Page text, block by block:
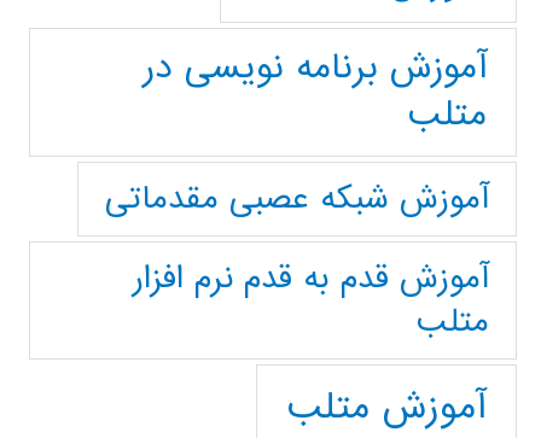
آموزش برنامه نویسی در
متلب
آموزش شبکه عصبی مقدماتی
آموزش قدم به قدم نرم افزار
متلب
آموزش متلب